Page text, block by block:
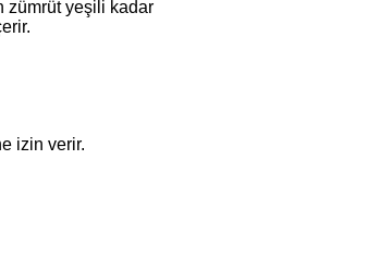
zümrüt yeşili kadar
izin verir.